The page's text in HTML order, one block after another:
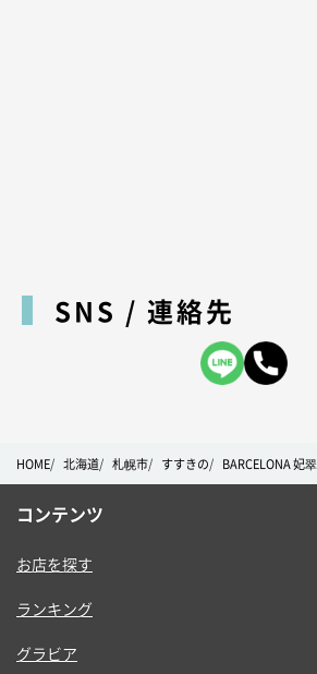
SNS / 連絡先
HOME 北海道 札幌市 すすきの BARCELONA 妃翠
コンテンツ
お店を探す
ランキング
グラビア